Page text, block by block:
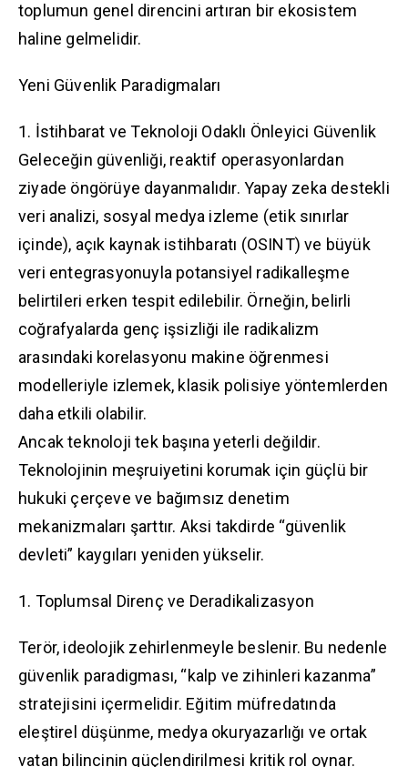
toplumun genel direncini artıran bir ekosistem
haline gelmelidir.
Yeni Güvenlik Paradigmaları
1. İstihbarat ve Teknoloji Odaklı Önleyici Güvenlik
Geleceğin güvenliği, reaktif operasyonlardan
ziyade öngörüye dayanmalıdır. Yapay zeka destekli
veri analizi, sosyal medya izleme (etik sınırlar
içinde), açık kaynak istihbaratı (OSINT) ve büyük
veri entegrasyonuyla potansiyel radikalleşme
belirtileri erken tespit edilebilir. Örneğin, belirli
coğrafyalarda genç işsizliği ile radikalizm
arasındaki korelasyonu makine öğrenmesi
modelleriyle izlemek, klasik polisiye yöntemlerden
daha etkili olabilir.
Ancak teknoloji tek başına yeterli değildir.
Teknolojinin meşruiyetini korumak için güçlü bir
hukuki çerçeve ve bağımsız denetim
mekanizmaları şarttır. Aksi takdirde “güvenlik
devleti” kaygıları yeniden yükselir.
1. Toplumsal Direnç ve Deradikalizasyon
Terör, ideolojik zehirlenmeyle beslenir. Bu nedenle
güvenlik paradigması, “kalp ve zihinleri kazanma”
stratejisini içermelidir. Eğitim müfredatında
eleştirel düşünme, medya okuryazarlığı ve ortak
vatan bilincinin güçlendirilmesi kritik rol oynar.